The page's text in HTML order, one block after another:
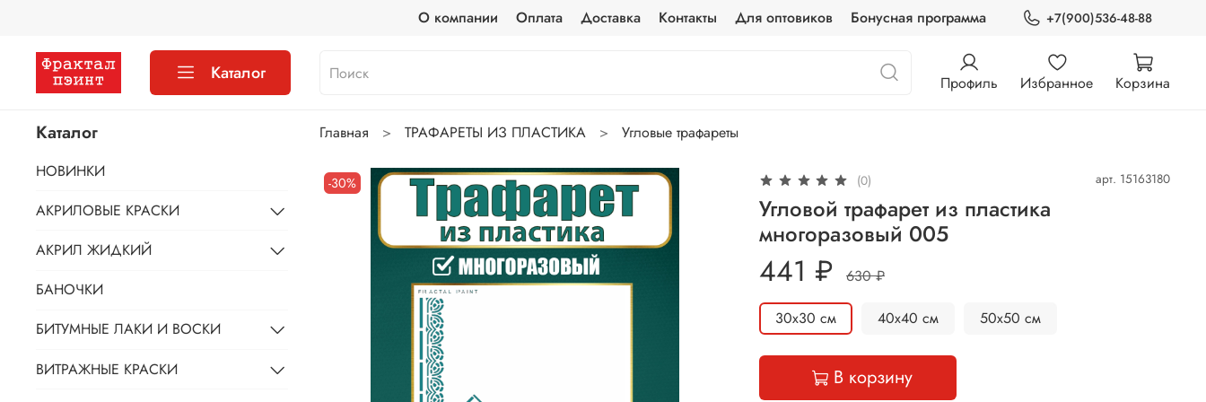
О компании Оплата Доставка Контакты Для оптовиков Бонусная программа +7(900)536-48-88
Каталог Профиль Избранное Корзина
Главная ТРАФАРЕТЫ ИЗ ПЛАСТИКА Угловые трафареты
-30% (0) арт. 15163180
Угловой трафарет из пластика
многоразовый 005
441 ₽ 630 ₽
30х30 см 40х40 см 50х50 см
В корзину
Каталог
НОВИНКИ
АКРИЛОВЫЕ КРАСКИ
АКРИЛ ЖИДКИЙ
БАНОЧКИ
БИТУМНЫЕ ЛАКИ И ВОСКИ
ВИТРАЖНЫЕ КРАСКИ